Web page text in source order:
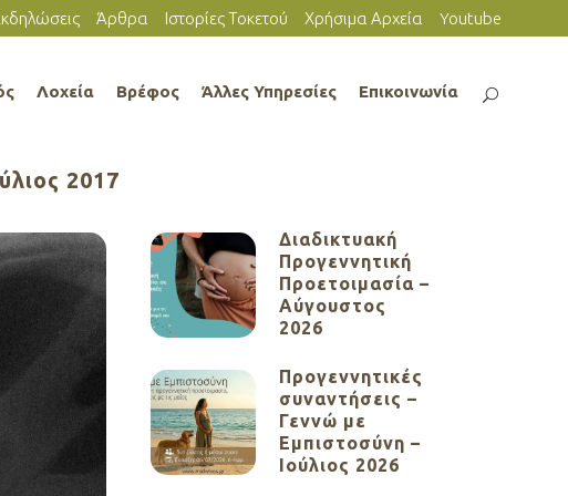
Άρθρα Ιστορίες Τοκετού Χρήσιμα Αρχεία Youtube
Λοχεία Βρέφος Άλλες Υπηρεσίες Επικοινωνία
2017
Διαδικτυακή
Προγεννητική
Προετοιμασία –
Αύγουστος
2026
Προγεννητικές
συναντήσεις –
Γεννώ με
Εμπιστοσύνη –
Ιούλιος 2026